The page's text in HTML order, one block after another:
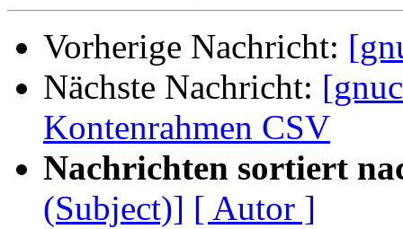
Vorherige Nachricht:
Nächste Nachricht:
Kontenrahmen CSV
Nachrichten sortiert
(Subject)] [ Autor ]